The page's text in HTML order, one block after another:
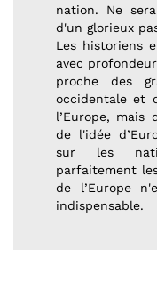
nation. Ne
d'un glorieux
Les historiens
avec
proche des
occidentale et
l’Europe, mais
de l'idée
sur les
parfaitement
de l’Europe
indispensable.